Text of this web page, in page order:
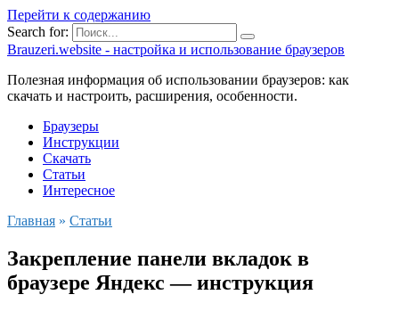
Перейти к содержанию
Search for:
Brauzeri.website - настройка и использование браузеров
Полезная информация об использовании браузеров: как
скачать и настроить, расширения, особенности.
Браузеры
Инструкции
Скачать
Статьи
Интересное
Главная » Статьи
Закрепление панели вкладок в
браузере Яндекс — инструкция